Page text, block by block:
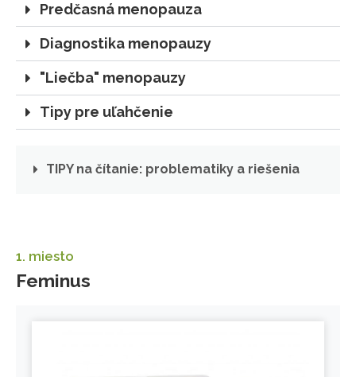
Predčasná menopauza
Diagnostika menopauzy
"Liečba" menopauzy
Tipy pre uľahčenie
TIPY na čítanie: problematiky a riešenia
1. miesto
Feminus